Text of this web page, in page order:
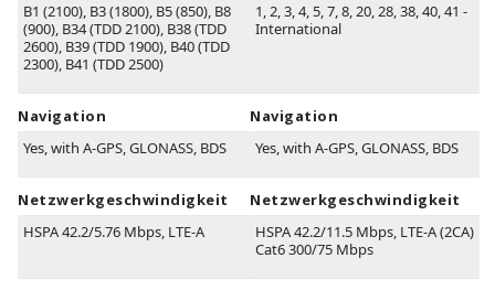
B1 (2100), B3(1800), B5(850), B8
(900), B34(TDD 2100), B38(TDD
2600), B39(TDD 1900), B40(TDD
2300), B41 (TDD 2500)
Navigation
Yes, with A-GPS, GLONASS, BDS
Netzwerkgeschwindigkeit
HSPA 42.2/5.76 Mbps, LTE-A
1, 2, 3, 4, 5, 7, 8, 20, 28, 38, 40, 41 -
International
Navigation
Yes, with A-GPS, GLONASS, BDS
Netzwerkgeschwindigkeit
HSPA 42.2/11.5 Mbps, LTE-A (2CA)
Cat6 300/75 Mbps